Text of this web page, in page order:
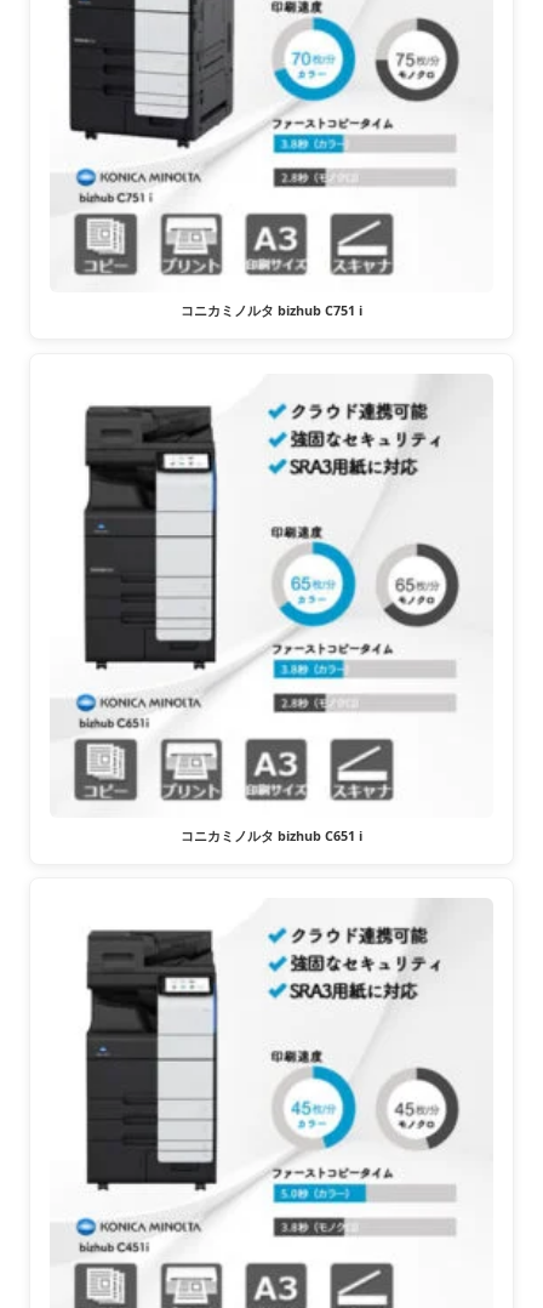
コニカミノルタ bizhub C751 i
コニカミノルタ bizhub C651 i